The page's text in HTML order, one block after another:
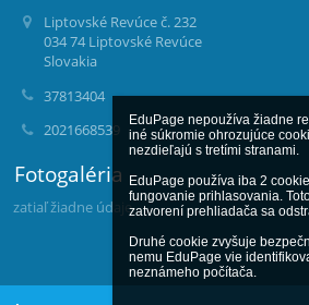
EduPage nepoužíva žiadne
iné súkromie ohrozujúce
nezdieľajú s tretími stranami.
EduPage používa iba 2
fungovanie prihlasovania.
zatvorení prehliadača sa
Druhé cookie zvyšuje
nemu EduPage vie
neznámeho počítača.
Liptovské Revúce č. 232
034 74 Liptovské Revúce
Slovakia
37813404
2021668539
Fotogaléria
zatiaľ žiadne údaje